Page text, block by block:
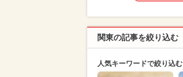
関東の記事を絞り込む
人気キーワードで絞り込む